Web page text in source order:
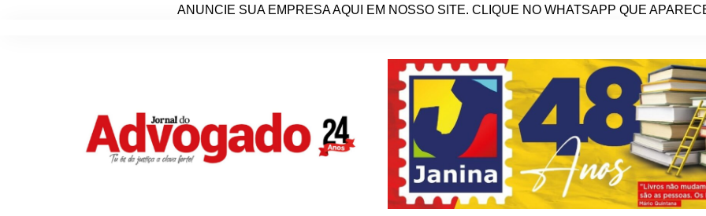
ANUNCIE SUA EMPRESA AQUI EM NOSSO SITE. CLIQUE NO WHATSAPP QUE